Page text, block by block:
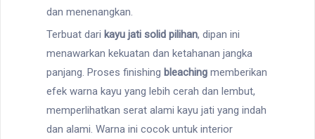
dan menenangkan.
Terbuat dari kayu jati solid pilihan, dipan ini
menawarkan kekuatan dan ketahanan jangka
panjang. Proses finishing bleaching memberikan
efek warna kayu yang lebih cerah dan lembut,
memperlihatkan serat alami kayu jati yang indah
dan alami. Warna ini cocok untuk interior